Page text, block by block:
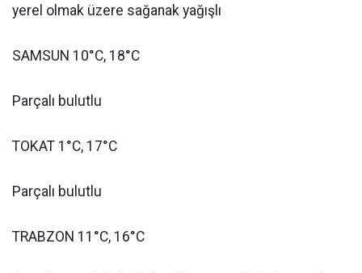
yerel olmak üzere sağanak yağışlı
SAMSUN 10°C, 18°C
Parçalı bulutlu
TOKAT 1°C, 17°C
Parçalı bulutlu
TRABZON 11°C, 16°C